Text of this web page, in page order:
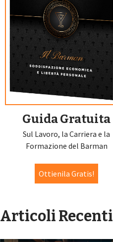
Guida Gratuita
Sul Lavoro, la Carriera e la
Formazione del Barman
Ottienila Gratis!
Articoli Recenti